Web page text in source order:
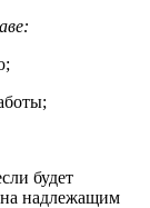
будет
надлежащим